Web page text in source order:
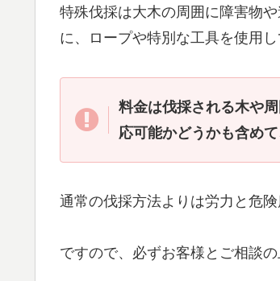
特殊伐採は大木の周囲に障害物
に、ロープや特別な工具を使用
料金は伐採される木や
応可能かどうかも含め
通常の伐採方法よりは労力と危
ですので、必ずお客様とご相談